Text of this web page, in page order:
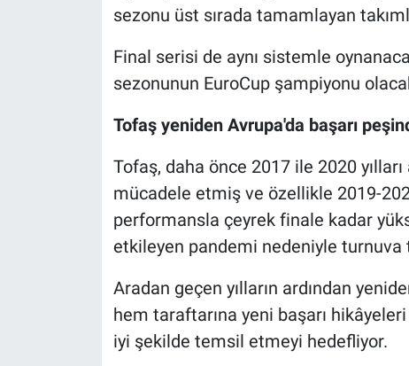
sezonu üst sırada tamamlayan
Final serisi de aynı sistemle
sezonunun EuroCup şampiyonu
Tofaş yeniden Avrupa'da başarı
Tofaş, daha önce 2017 ile 2020
mücadele etmiş ve özellikle 2019-
performansla çeyrek finale kadar
etkileyen pandemi nedeniyle
Aradan geçen yılların ardından
hem taraftarına yeni başarı
iyi şekilde temsil etmeyi hedefliyor.